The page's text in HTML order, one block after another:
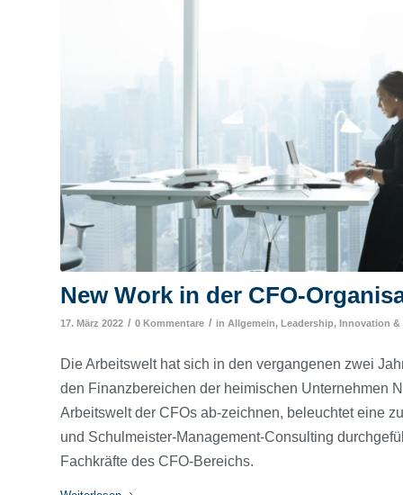
New Work in der CFO-
17. März 2022 / 0 Kommentare / in Allgemein, Leadership, Innovation
Die Arbeitswelt hat sich in den vergangenen zwei
den Finanzbereichen der heimischen Unternehmen
Arbeitswelt der CFOs ab-zeichnen, beleuchtet eine
und Schulmeister-Management-Consulting
Fachkräfte des CFO-Bereichs.